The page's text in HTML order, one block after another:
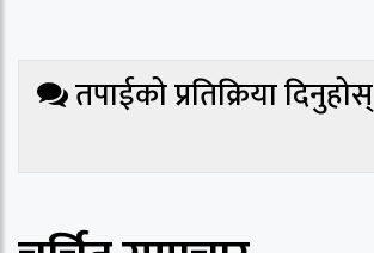
तपाईको प्रतिक्रिया दिनुहोस्